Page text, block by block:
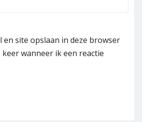
en site opslaan in deze browser
wanneer ik een reactie